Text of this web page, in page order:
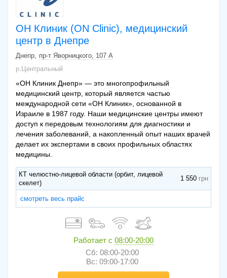
ОН Клиник (ON Clinic), медицинский
центр в Днепре
Днепр
пр-т Яворницкого, 107 А
р.Центральный
«ОН Клиник Днепр» — это многопрофильный
медицинский центр, который является частью
международной сети «ОН Клиник», основанной в
Израиле в 1987 году. Наши медицинские центры имеют
доступ к передовым технологиям для диагностики и
лечения заболеваний, а накопленный опыт наших врачей
делает их экспертами в своих профильных областях
медицины.
КТ челюстно-лицевой области (орбит, лицевой
скелет)
1 550
смотреть весь прайс
Работает с 08:00-20:00
Сб: 08:00-20:00
Вс: 09:00-17:00